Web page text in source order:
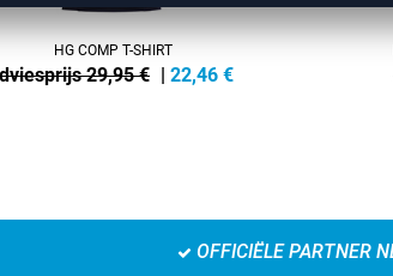
HG COMP T-SHIRT
29,95 € | 22,46 €
OFFICIËLE PARTNER